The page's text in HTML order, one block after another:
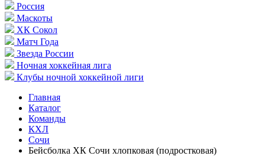
Россия
Маскоты
ХК Сокол
Матч Года
Звезда России
Ночная хоккейная лига
Клубы ночной хоккейной лиги
Главная
Каталог
Команды
КХЛ
Сочи
Бейсболка ХК Сочи хлопковая (подростковая)